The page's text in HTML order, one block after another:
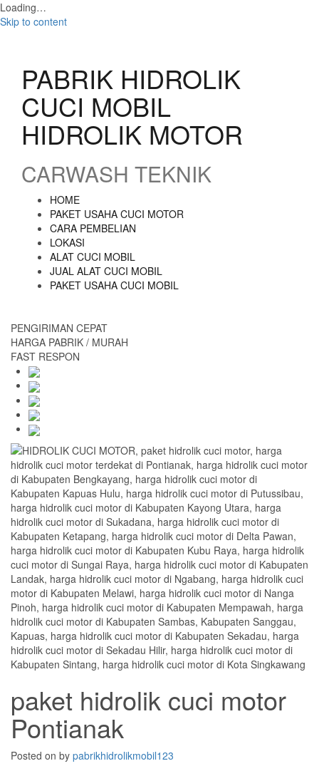
Loading…
Skip to content
PABRIK HIDROLIK
CUCI MOBIL
HIDROLIK MOTOR
CARWASH TEKNIK
HOME
PAKET USAHA CUCI MOTOR
CARA PEMBELIAN
LOKASI
ALAT CUCI MOBIL
JUAL ALAT CUCI MOBIL
PAKET USAHA CUCI MOBIL
PENGIRIMAN CEPAT
HARGA PABRIK / MURAH
FAST RESPON
paket hidrolik cuci motor
Pontianak
Posted on by pabrikhidrolikmobil123